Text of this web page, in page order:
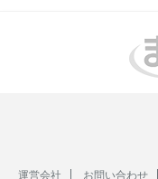
運営会社 お問い合わせ